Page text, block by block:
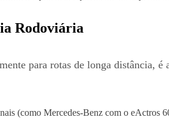
Rodoviária
para rotas de longa distância, é
(como Mercedes-Benz com o eActros